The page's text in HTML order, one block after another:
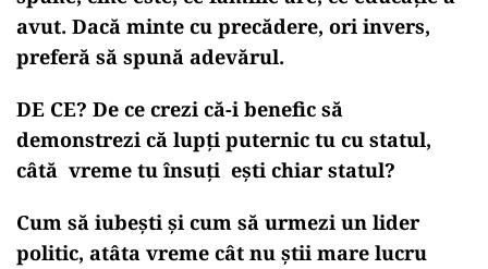
avut. Dacă minte cu precădere, ori invers,
preferă să spună adevărul.
DE CE? De ce crezi că-i benefic să
demonstrezi că lupți puternic tu cu statul,
câtă vreme tu însuți ești chiar statul?
Cum să iubești și cum să urmezi un lider
politic, atâta vreme cât nu știi mare lucru